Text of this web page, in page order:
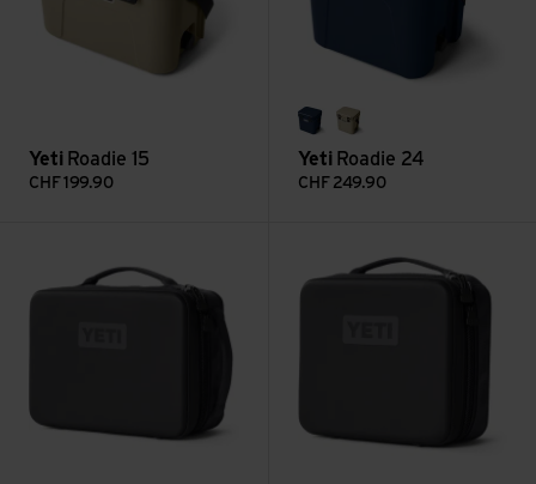
Yeti Roadie 15
CHF 199.90
navytan
Yeti Roadie 24
CHF 249.90